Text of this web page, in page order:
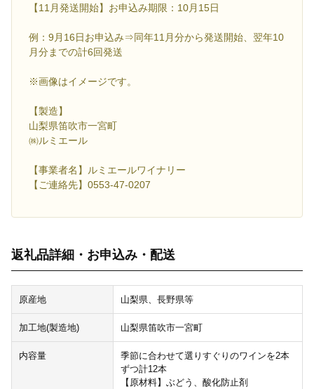
【11月発送開始】お申込み期限：10月15日
例：9月16日お申込み⇒同年11月分から発送開始、翌年10
月分までの計6回発送
※画像はイメージです。
【製造】
山梨県笛吹市一宮町
㈱ルミエール
【事業者名】ルミエールワイナリー
【ご連絡先】0553-47-0207
返礼品詳細・お申込み・配送
原産地 山梨県、長野県等
加工地(製造地) 山梨県笛吹市一宮町
内容量
季節に合わせて選りすぐりのワインを2本
ずつ計12本
【原材料】ぶどう、酸化防止剤